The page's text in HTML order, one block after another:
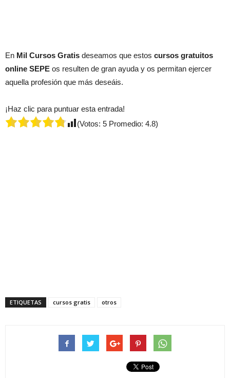
En Mil Cursos Gratis deseamos que estos cursos gratuitos
online SEPE os resulten de gran ayuda y os permitan ejercer
aquella profesión que más deseáis.
¡Haz clic para puntuar esta entrada!
(Votos: 5 Promedio: 4.8)
ETIQUETAS cursos gratis otros